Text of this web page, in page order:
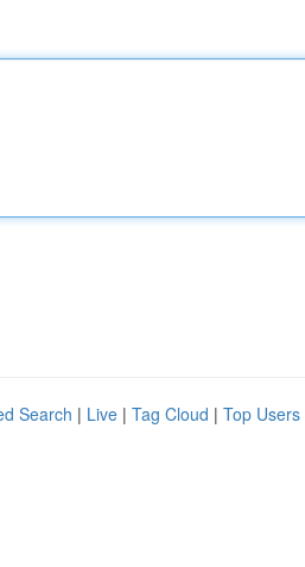
Search | Live | Tag Cloud | Top Users